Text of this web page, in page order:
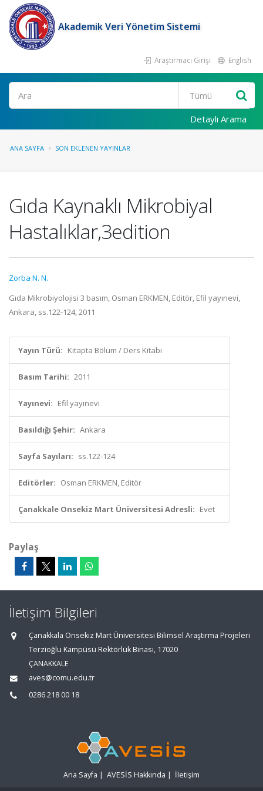
Akademik Veri Yönetim Sistemi
Araştırmacı Girişi English
Ara
Detaylı Arama
ANA SAYFA SON EKLENEN YAYINLAR
Gıda Kaynaklı Mikrobiyal
Hastalıklar,3edition
Zorba N. N.
Gıda Mikrobiyolojisi 3 basım, Osman ERKMEN, Editör, Efil yayınevi,
Ankara, ss.122-124, 2011
Yayın Türü: Kitapta Bölüm / Ders Kitabı
Basım Tarihi: 2011
Yayınevi: Efil yayınevi
Basıldığı Şehir: Ankara
Sayfa Sayıları: ss.122-124
Editörler: Osman ERKMEN, Editör
Çanakkale Onsekiz Mart Üniversitesi Adresli: Evet
Paylaş
İletişim Bilgileri
Çanakkala Onsekiz Mart Üniversitesi Bilimsel Araştırma Projeleri
Terzioğlu Kampüsü Rektörlük Binası, 17020
ÇANAKKALE
aves@comu.edu.tr
0286 218 00 18
Ana Sayfa | AVESİS Hakkında | İletişim